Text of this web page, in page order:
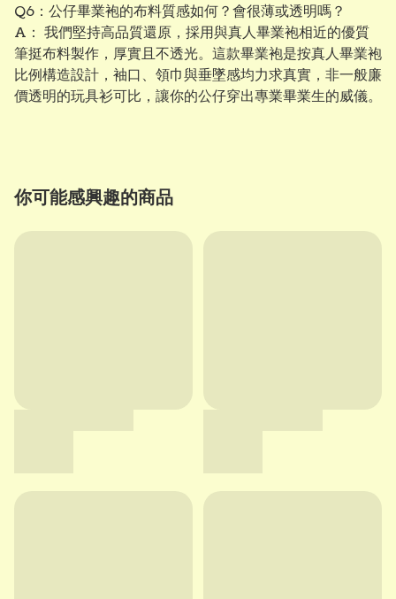
Q6：公仔畢業袍的布料質感如何？會很薄或透明嗎？
A： 我們堅持高品質還原，採用與真人畢業袍相近的優質
筆挺布料製作，厚實且不透光。這款畢業袍是按真人畢業袍
比例構造設計，袖口、領巾與垂墜感均力求真實，非一般廉
價透明的玩具衫可比，讓你的公仔穿出專業畢業生的威儀。
你可能感興趣的商品